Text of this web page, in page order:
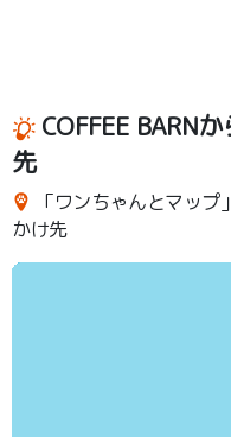
COFFEE BARN
先
「ワンちゃんとマップ
かけ先